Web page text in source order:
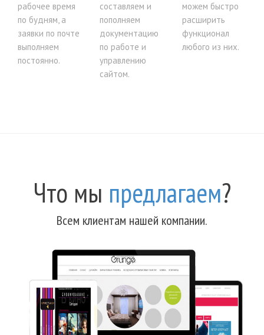
рабочее время
по будням, а
заявки по почте
выполняем
постоянно.
составляем и
пополняем
документацию
по работе и
управлению
сайтом.
можем быстро
расширить
функционал
любого из них.
Что мы предлагаем?
Всем клиентам нашей компании.